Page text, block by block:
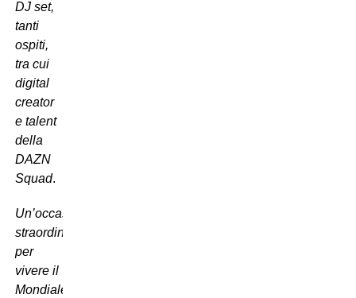
DJ set,
tanti
ospiti,
tra cui
digital
creator
e talent
della
DAZN
Squad.
Un’occasione
straordinaria
per
vivere il
Mondiale